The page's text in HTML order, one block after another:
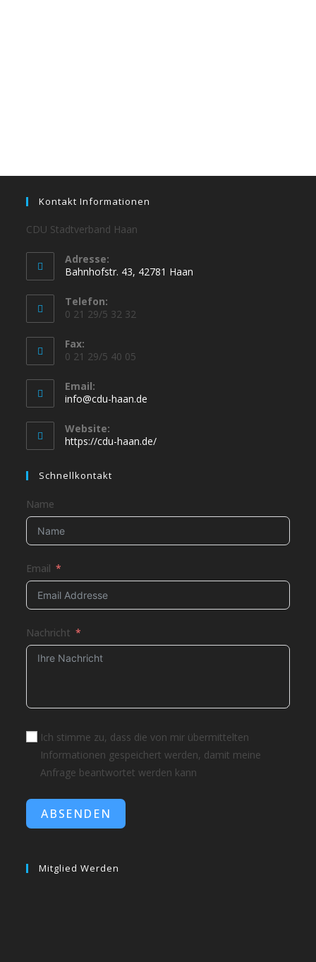
Kontakt Informationen
CDU Stadtverband Haan
Adresse:
Bahnhofstr. 43, 42781 Haan
Telefon:
0 21 29/5 32 32
Fax:
0 21 29/5 40 05
Email:
info@cdu-haan.de
Website:
https://cdu-haan.de/
Schnellkontakt
Name
Email
Nachricht
Ich stimme zu, dass die von mir übermittelten
Informationen gespeichert werden, damit meine
Anfrage beantwortet werden kann
ABSENDEN
Mitglied Werden